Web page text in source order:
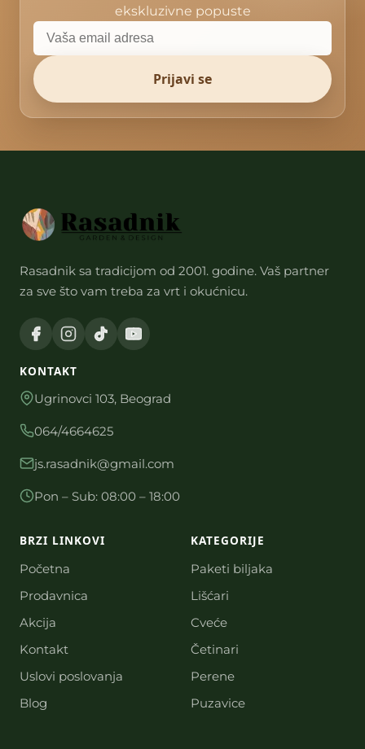
ekskluzivne popuste
Prijavi se
Rasadnik sa tradicijom od 2001. godine. Vaš partner
za sve što vam treba za vrt i okućnicu.
BRZI LINKOVI
Početna
Prodavnica
Akcija
Kontakt
Uslovi poslovanja
Blog
KATEGORIJE
Paketi biljaka
Lišćari
Cveće
Četinari
Perene
Puzavice
KONTAKT
Ugrinovci 103, Beograd
064/4664625
js.rasadnik@gmail.com
Pon – Sub: 08:00 – 18:00